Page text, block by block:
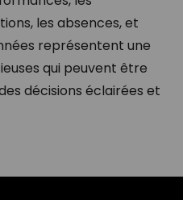
les absences, et
représentent une
qui peuvent être
décisions éclairées et